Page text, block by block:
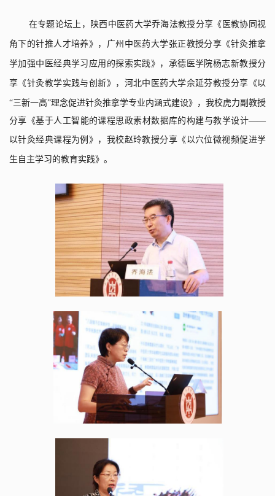
在专题论坛 上， 陕西中医药大学乔海法教授分享《医教协同视
角下的针推人才培养》 ， 广州中医药大学张正教授分享《针灸推拿
学加强中医经典学习应用的探索实践》 ， 承德医学院杨志新教授分
享《针灸教学实践与创新》 ， 河北中医药大学佘延芬教授分享《以
“三新一高”理念促进针灸推拿学专业内涵式建设》 ，我校虎力副教授
分享《基于人工智能的课程思政素材数据库的构建与教学设计——
以针灸经典课程为例》 ，我校赵玲教授分享《以穴位微视频促进学
生自主学习的教育实践》 。